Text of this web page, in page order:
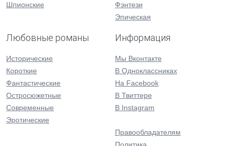
Шпионские
Фэнтези
Эпическая
Любовные романы
Исторические
Короткие
Фантастические
Остросюжетные
Современные
Эротические
Информация
Мы Вконтакте
В Одноклассниках
На Facebook
В Твиттере
В Instagram
Правообладателям